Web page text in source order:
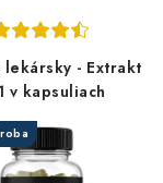
lekársky - Extrakt
v kapsuliach